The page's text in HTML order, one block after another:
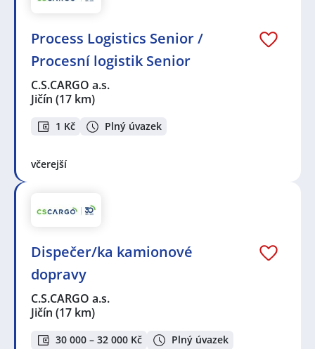
Process Logistics Senior /
Procesní logistik Senior
C.S.CARGO a.s.
Jičín (17 km)
1 Kč Plný úvazek
včerejší
Dispečer/ka kamionové
dopravy
C.S.CARGO a.s.
Jičín (17 km)
30 000 – 32 000 Kč Plný úvazek